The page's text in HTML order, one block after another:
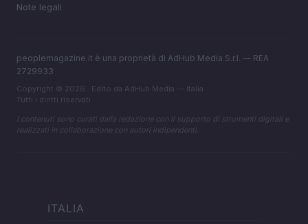
Note legali
peoplemagazine.it è una proprietà di AdHub Media S.r.l. — REA
2729933
Copyright © 2026 · Edito da AdHub Media — Italia
Tutti i diritti riservati
I contenuti sono curati dalla redazione con il supporto di strumenti digitali e
realizzati in collaborazione con autori indipendenti.
ITALIA